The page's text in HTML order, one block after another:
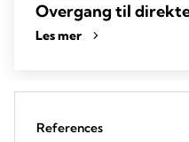
Overgang til
Les mer
References